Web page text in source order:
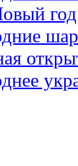
год